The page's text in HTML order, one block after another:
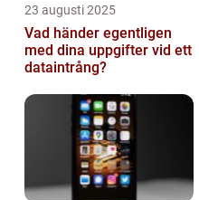
23 augusti 2025
Vad händer egentligen
med dina uppgifter vid ett
dataintrång?